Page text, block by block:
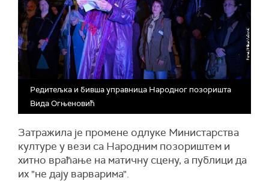
Редитељка и бивша управница Народног позоришта
Вида Огњеновић
Затражила је промене одлуке Министарства
културе у вези са Народним позориштем и
хитно враћање на матичну сцену, а публици да
их "не дају варварима".